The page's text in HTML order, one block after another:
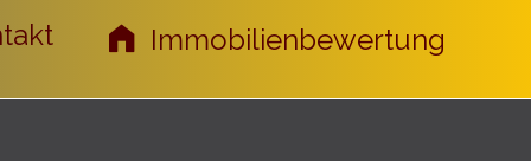
Immobilienbewertung